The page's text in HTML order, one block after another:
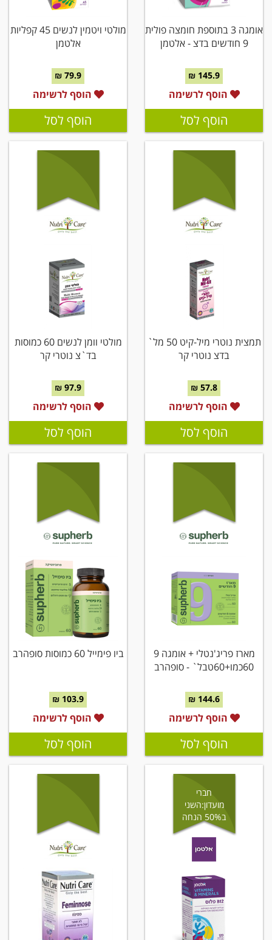
אומגה 3 בתוספת חומצה פולית
9 חודשים בדצ - אלטמן
145.9 ₪
הוסף לרשימה
הוסף לסל
מולטי ויטמין לנשים 45 קפליות
אלטמן
79.9 ₪
הוסף לרשימה
הוסף לסל
תמצית נוטרי מיל-קיט 50 מל`
בדצ נוטרי קר
57.8 ₪
הוסף לרשימה
הוסף לסל
מולטי וומן לנשים 60 כמוסות
בד`צ נוטרי קר
97.9 ₪
הוסף לרשימה
הוסף לסל
מארז פריג'נטלי + אומגה 9
60כמו+60טבל` - סופהרב
144.6 ₪
הוסף לרשימה
הוסף לסל
ביו פימייל 60 כמוסות סופהרב
103.9 ₪
הוסף לרשימה
הוסף לסל
חברי
מועדון:השני
ב50% הנחה